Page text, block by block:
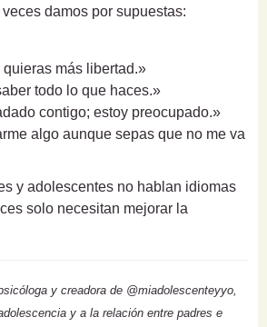
damos por supuestas:
más libertad.»
todo lo que haces.»
contigo; estoy preocupado.»
algo aunque sepas que no me va
y adolescentes no hablan idiomas
solo necesitan mejorar la
y creadora de @miadolescenteyyo,
y a la relación entre padres e